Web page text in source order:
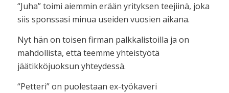
“Juha” toimi aiemmin erään yrityksen teejiinä, joka
siis sponssasi minua useiden vuosien aikana.
Nyt hän on toisen firman palkkalistoilla ja on
mahdollista, että teemme yhteistyötä
jäätikköjuoksun yhteydessä.
“Petteri” on puolestaan ex-työkaveri